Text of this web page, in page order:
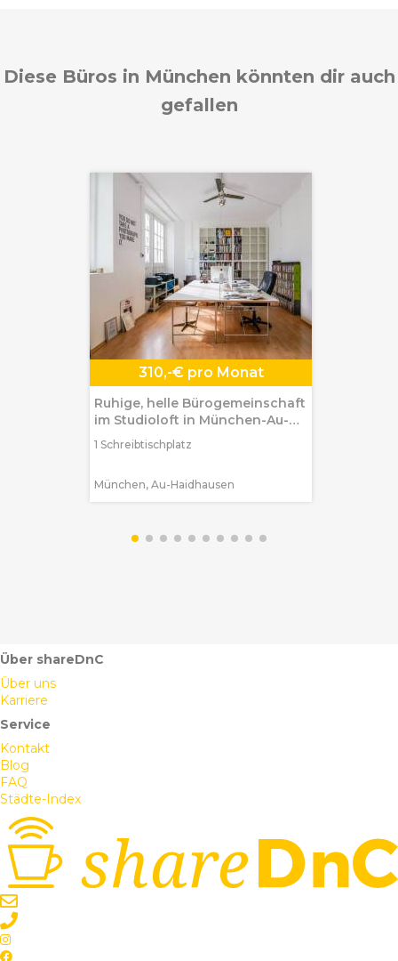
Diese Büros in München könnten dir auch
gefallen
310,-€ pro Monat
Ruhige, helle Bürogemeinschaft
im Studioloft in München-Au-
Haidhausen
1 Schreibtischplatz
München, Au-Haidhausen
Über shareDnC
Über uns
Karriere
Service
Kontakt
Blog
FAQ
Städte-Index